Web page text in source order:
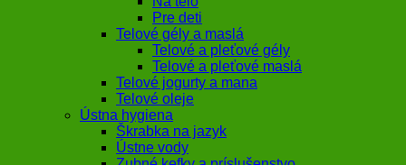
Pre deti
Telové gély a maslá
Telové a pleťové gély
Telové a pleťové maslá
Telové jogurty a mana
Telové oleje
Ústna hygiena
Škrabka na jazyk
Ústne vody